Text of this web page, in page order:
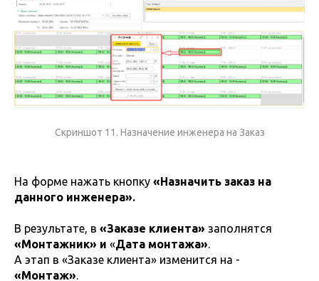
Скриншот 11. Назначение инженера на Заказ
На форме нажать кнопку «Назначить заказ на
данного инженера».
В результате, в «Заказе клиента» заполнятся
«Монтажник» и «Дата монтажа»
А этап в «Заказе клиента» изменится на -
«Монтаж»